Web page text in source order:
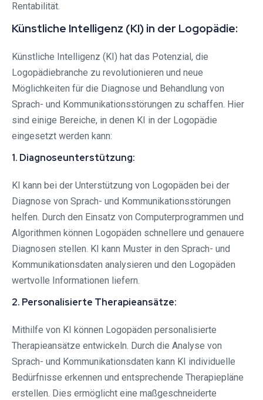
Rentabilität.
Künstliche Intelligenz (KI) in der Logopädie:
Künstliche Intelligenz (KI) hat das Potenzial, die
Logopädiebranche zu revolutionieren und neue
Möglichkeiten für die Diagnose und Behandlung von
Sprach- und Kommunikationsstörungen zu schaffen. Hier
sind einige Bereiche, in denen KI in der Logopädie
eingesetzt werden kann:
1. Diagnoseunterstützung:
KI kann bei der Unterstützung von Logopäden bei der
Diagnose von Sprach- und Kommunikationsstörungen
helfen. Durch den Einsatz von Computerprogrammen und
Algorithmen können Logopäden schnellere und genauere
Diagnosen stellen. KI kann Muster in den Sprach- und
Kommunikationsdaten analysieren und den Logopäden
wertvolle Informationen liefern.
2. Personalisierte Therapieansätze:
Mithilfe von KI können Logopäden personalisierte
Therapieansätze entwickeln. Durch die Analyse von
Sprach- und Kommunikationsdaten kann KI individuelle
Bedürfnisse erkennen und entsprechende Therapiepläne
erstellen. Dies ermöglicht eine maßgeschneiderte